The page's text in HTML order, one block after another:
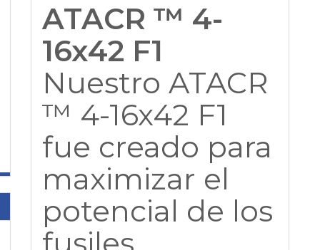
ATACR ™ 4-
16x42 F1
Nuestro ATACR
™ 4-16x42 F1
fue creado para
maximizar el
potencial de los
fusiles